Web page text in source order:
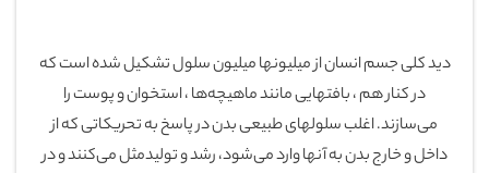
دید کلی جسم انسان از میلیونها میلیون سلول تشکیل شده است که
در کنار هم ، بافتهایی مانند ماهیچه‌ها ، استخوان و پوست را
می‌سازند. اغلب سلولهای طبیعی بدن در پاسخ به تحریکاتی که از
داخل و خارج بدن به آنها وارد می‌شود، رشد و تولیدمثل می‌کنند و در